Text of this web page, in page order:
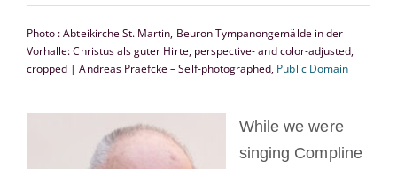
Cómo hacerse monje o monja
La medalla de San Benito
grande
Photo : Abteikirche St. Martin, Beuron Tympanongemälde in der
Vorhalle: Christus als guter Hirte, perspective- and color-adjusted,
cropped | Andreas Praefcke – Self-photographed, Public Domain
While we were
singing Compline